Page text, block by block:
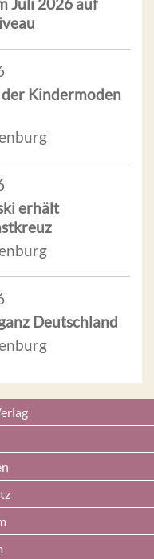
Kindermoden
erhält
Deutschland